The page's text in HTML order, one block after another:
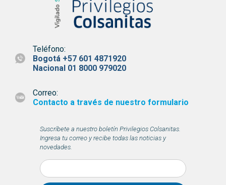
Teléfono:
Bogotá +57 601 4871920
Nacional 01 8000 979020
Correo:
Contacto a través de nuestro formulario
Suscríbete a nuestro boletín Privilegios Colsanitas.
Ingresa tu correo y recibe todas las noticias y
novedades.